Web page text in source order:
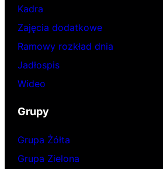
Kadra
Zajęcia dodatkowe
Ramowy rozkład dnia
Jadłospis
Wideo
Grupy
Grupa Żółta
Grupa Zielona